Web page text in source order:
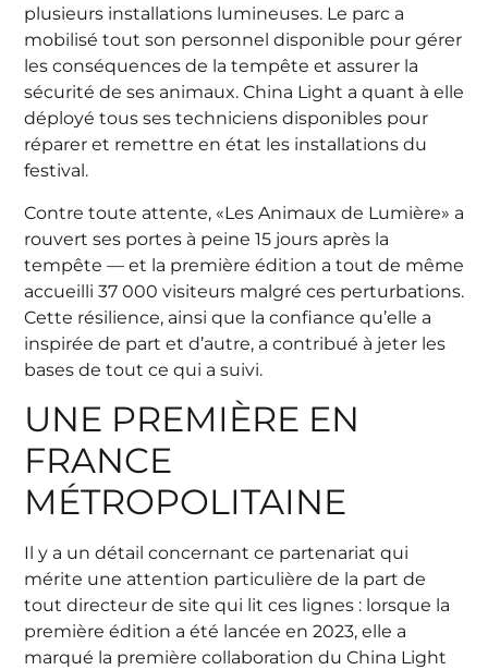
plusieurs installations lumineuses. Le parc a
mobilisé tout son personnel disponible pour gérer
les conséquences de la tempête et assurer la
sécurité de ses animaux. China Light a quant à elle
déployé tous ses techniciens disponibles pour
réparer et remettre en état les installations du
festival.
Contre toute attente, «Les Animaux de Lumière» a
rouvert ses portes à peine 15 jours après la
tempête — et la première édition a tout de même
accueilli 37 000 visiteurs malgré ces perturbations.
Cette résilience, ainsi que la confiance qu’elle a
inspirée de part et d’autre, a contribué à jeter les
bases de tout ce qui a suivi.
UNE PREMIÈRE EN
FRANCE
MÉTROPOLITAINE
Il y a un détail concernant ce partenariat qui
mérite une attention particulière de la part de
tout directeur de site qui lit ces lignes : lorsque la
première édition a été lancée en 2023, elle a
marqué la première collaboration du China Light